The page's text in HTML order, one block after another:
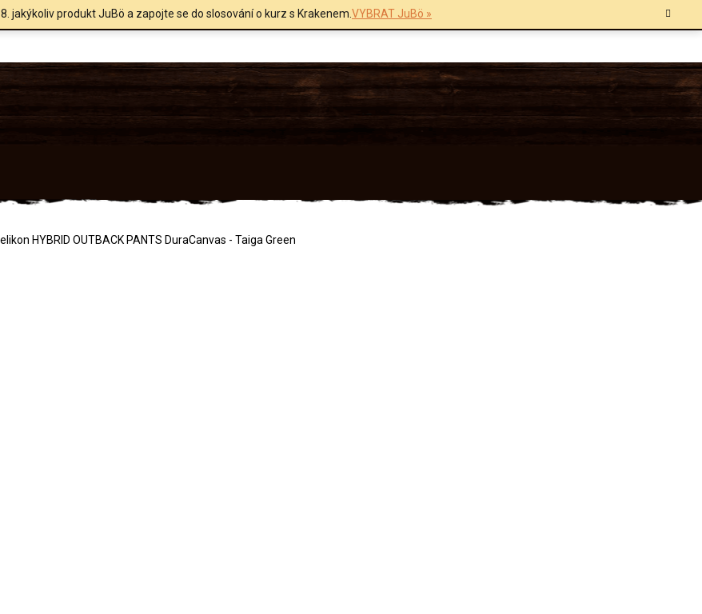
jakýkoliv produkt JuBö a zapojte se do slosování o kurz s Krakenem.VYBRAT JuBö »
HYBRID OUTBACK PANTS DuraCanvas - Taiga Green